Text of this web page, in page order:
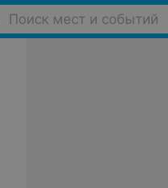
Поиск мест и событий